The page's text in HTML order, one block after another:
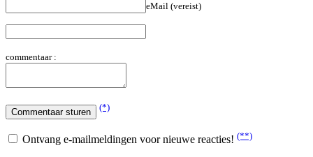
eMail (vereist)
commentaar :
(*)
Ontvang e-mailmeldingen voor nieuwe reacties! (**)